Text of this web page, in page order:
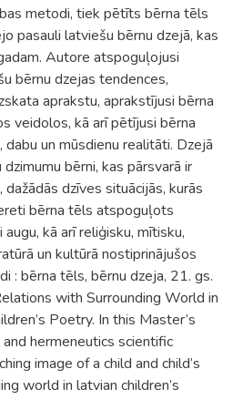
metodi, tiek pētīts bērna tēls
pasauli latviešu bērnu dzejā, kas
Autore atspoguļojusi
bērnu dzejas tendences,
aprakstu, aprakstījusi bērna
veidolos, kā arī pētījusi bērna
un mūsdienu realitāti. Dzejā
bērni, kas pārsvarā ir
dzīves situācijās, kurās
bērna tēls atspoguļots
kā arī reliģisku, mītisku,
un kultūrā nostiprinājušos
: bērna tēls, bērnu dzeja, 21. gs.
with Surrounding World in
Poetry. In this Master’s
hermeneutics scientific
image of a child and child’s
world in latvian children’s